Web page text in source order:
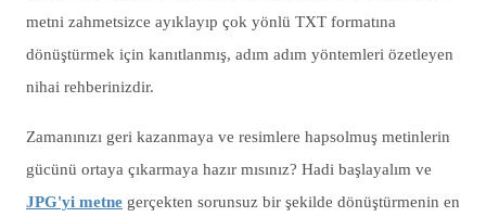
metni zahmetsizce ayıklayıp çok yönlü TXT formatına
dönüştürmek için kanıtlanmış, adım adım yöntemleri özetleyen
nihai rehberinizdir.
Zamanınızı geri kazanmaya ve resimlere hapsolmuş metinlerin
gücünü ortaya çıkarmaya hazır mısınız? Hadi başlayalım ve
JPG'yi metne gerçekten sorunsuz bir şekilde dönüştürmenin en